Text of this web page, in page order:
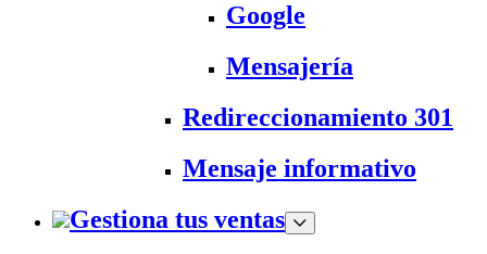
Google
Mensajería
Redireccionamiento 301
Mensaje informativo
Gestiona tus ventas